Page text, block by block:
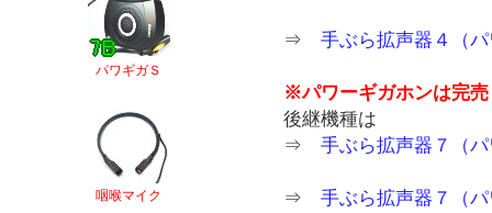
⇒手ぶら拡声器４（
※パワーギガホンは完
後継機種は
⇒手ぶら拡声器７（
⇒手ぶら拡声器７（
パワギガＳ
咽喉マイク